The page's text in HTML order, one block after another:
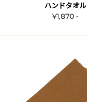
ハンドタオル
¥1,870 -